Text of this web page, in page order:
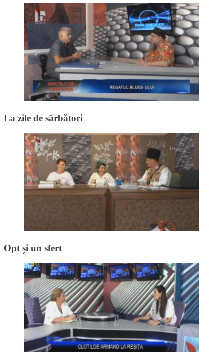
La zile de sărbători
Opt și un sfert